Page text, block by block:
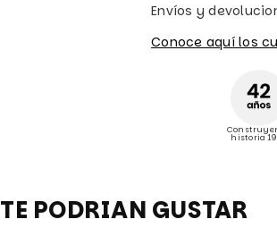
Envíos y
Conoce aquí los
historia
TE PODRIAN GUSTAR